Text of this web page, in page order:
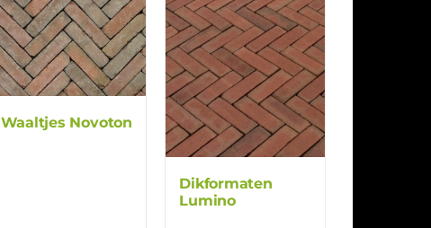
Waaltjes Novoton
Dikformaten
Lumino